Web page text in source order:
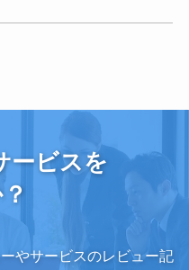
ービスを
やサービスのレビュー記